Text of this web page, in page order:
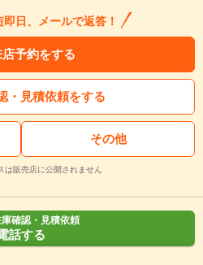
日、メールで返答！
店予約をする
・見積依頼をする
その他
販売店に公開されません
確認・見積依頼
話する